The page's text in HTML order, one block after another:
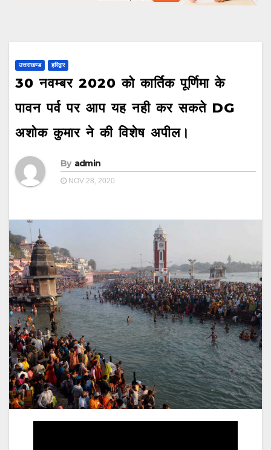
उत्तराखण्ड हरिद्वार
30 नवम्बर 2020 को कार्तिक पूर्णिमा के
पावन पर्व पर आप यह नही कर सकते DG
अशोक कुमार ने की विशेष अपील।
By admin
NOV 28, 2020